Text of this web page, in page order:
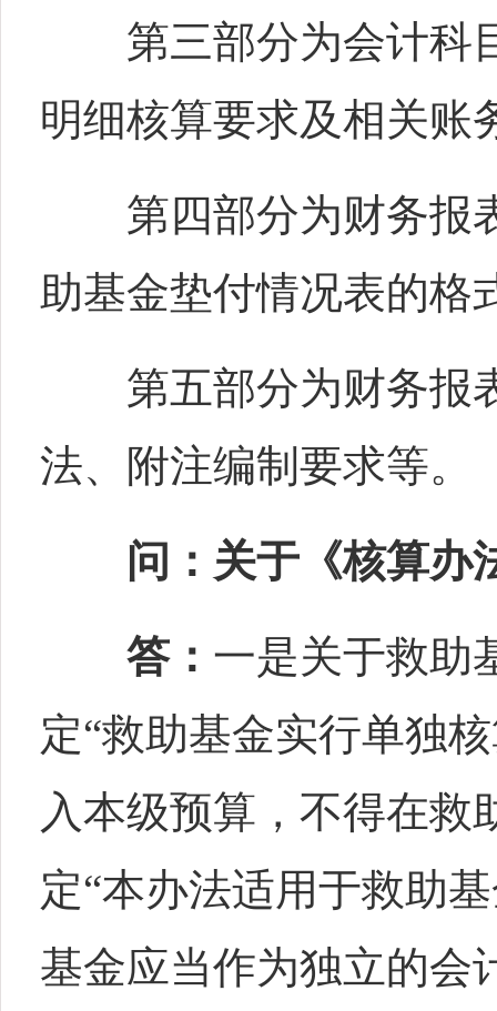
第三部分为会计科目
明细核算要求及相关账
第四部分为财务报表
助基金垫付情况表的格
第五部分为财务报表
法、附注编制要求等。
问：关于《核算办
答： 一是关于救助
定“救助基金实行单独
入本级预算，不得在救
定“本办法适用于救助
基金应当作为独立的会